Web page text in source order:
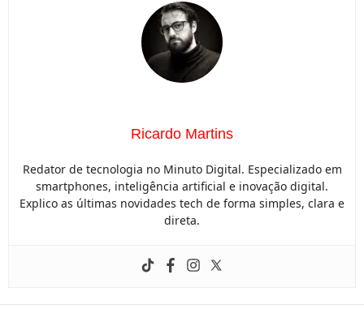
Ricardo Martins
Redator de tecnologia no Minuto Digital. Especializado em
smartphones, inteligência artificial e inovação digital.
Explico as últimas novidades tech de forma simples, clara e
direta.